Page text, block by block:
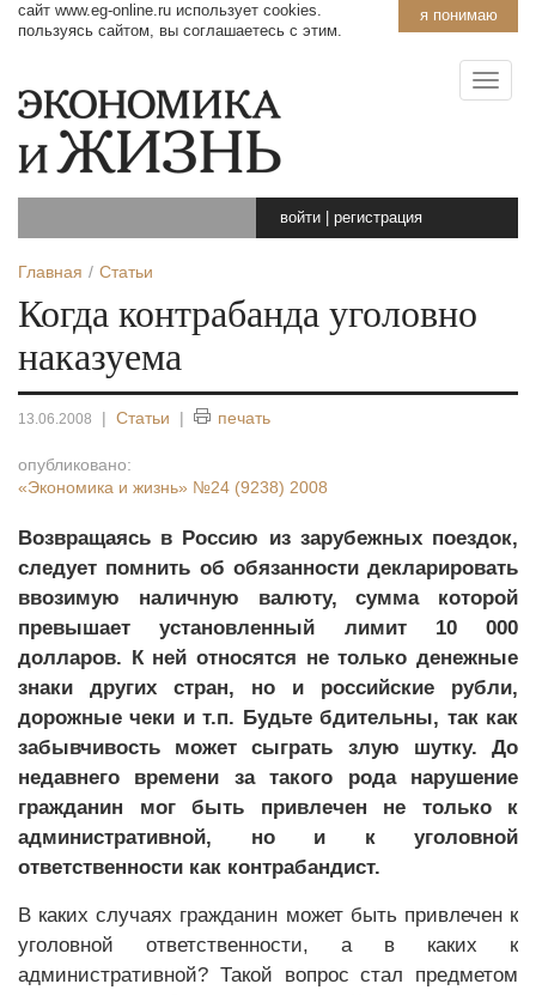
я понимаю
сайт www.eg-online.ru использует cookies.
пользуясь сайтом, вы соглашаетесь с этим.
войти регистрация
Главная Статьи
Когда контрабанда уголовно
наказуема
13.06.2008 | Статьи | печать
опубликовано:
«Экономика и жизнь» №24 (9238) 2008
Возвращаясь в Россию из зарубежных поездок,
следует помнить об обязанности декларировать
ввозимую наличную валюту, сумма которой
превышает установленный лимит 10 000
долларов. К ней относятся не только денежные
знаки других стран, но и российские рубли,
дорожные чеки и т.п. Будьте бдительны, так как
забывчивость может сыграть злую шутку. До
недавнего времени за такого рода нарушение
гражданин мог быть привлечен не только к
административной, но и к уголовной
ответственности как контрабандист.
В каких случаях гражданин может быть привлечен к
уголовной ответственности, а в каких к
административной? Такой вопрос стал предметом